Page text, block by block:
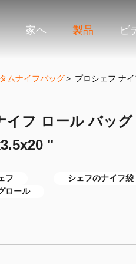
家へ 製品 ビ
ムナイフバッグ> プロシェフ ナ
イフ ロール バッ
"
フ
シェフのナイフ袋
ロール